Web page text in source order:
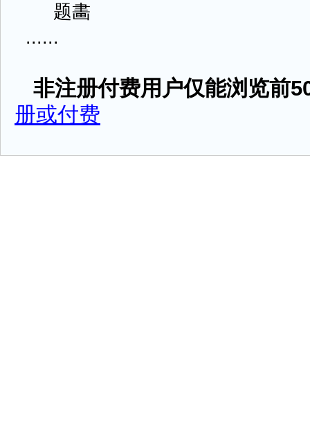
题畵
......
非注册付费用户仅能浏览前
册或付费